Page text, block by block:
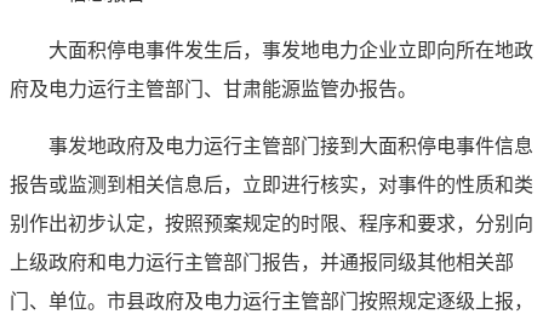
大面积停电事件发生后，事发地电力企业立即向所在地政
府及电力运行主管部门、甘肃能源监管办报告。
事发地政府及电力运行主管部门接到大面积停电事件信息
报告或监测到相关信息后，立即进行核实，对事件的性质和类
别作出初步认定，按照预案规定的时限、程序和要求，分别向
上级政府和电力运行主管部门报告，并通报同级其他相关部
门、单位。市县政府及电力运行主管部门按照规定逐级上报，